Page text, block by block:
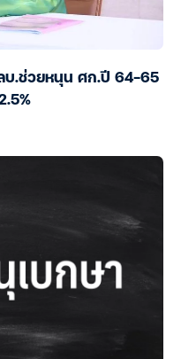
บ.ช่วยหนุน ศก.ปี 64-65